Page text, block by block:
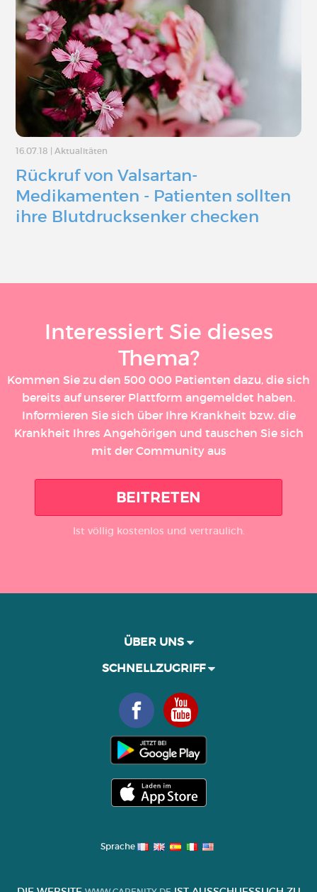
16.07.18 Aktualitäten
Rückruf von Valsartan-
Medikamenten - Patienten sollten
ihre Blutdrucksenker checken
Interessiert Sie dieses
Thema?
Kommen Sie zu den 500 000 Patienten dazu, die sich
bereits auf unserer Plattform angemeldet haben.
Informieren Sie sich über Ihre Krankheit bzw. die
Krankheit Ihres Angehörigen und tauschen Sie sich
mit der Community aus
BEITRETEN
Ist völlig kostenlos und vertraulich.
ÜBER UNS
SCHNELLZUGRIFF
Sprache